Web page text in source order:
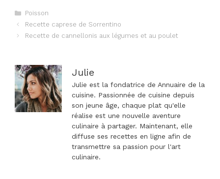
Catégories
Poisson
Navigation
des
Recette caprese de Sorrentino
Recette de cannellonis aux légumes et au poulet
Julie
Julie est la fondatrice de Annuaire de la
cuisine. Passionnée de cuisine depuis
son jeune âge, chaque plat qu'elle
réalise est une nouvelle aventure
culinaire à partager. Maintenant, elle
diffuse ses recettes en ligne afin de
transmettre sa passion pour l'art
culinaire.